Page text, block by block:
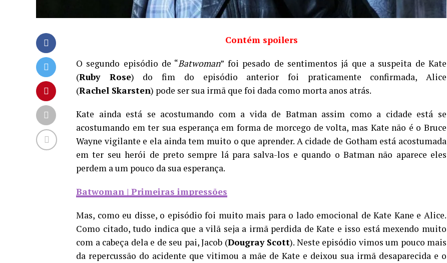
Contém spoilers
O segundo episódio de “Batwoman” foi pesado de sentimentos já que a suspeita de Kate
(Ruby Rose) do fim do episódio anterior foi praticamente confirmada, Alice
(Rachel Skarsten) pode ser sua irmã que foi dada como morta anos atrás.
Kate ainda está se acostumando com a vida de Batman assim como a cidade está se
acostumando em ter sua esperança em forma de morcego de volta, mas Kate não é o Bruce
Wayne vigilante e ela ainda tem muito o que aprender. A cidade de Gotham está acostumada
em ter seu herói de preto sempre lá para salva-los e quando o Batman não aparece eles
perdem a um pouco da sua esperança.
Batwoman | Primeiras impressões
Mas, como eu disse, o episódio foi muito mais para o lado emocional de Kate Kane e Alice.
Como citado, tudo indica que a vilã seja a irmã perdida de Kate e isso está mexendo muito
com a cabeça dela e de seu pai, Jacob (Dougray Scott). Neste episódio vimos um pouco mais
da repercussão do acidente que vitimou a mãe de Kate e deixou sua irmã desaparecida e o